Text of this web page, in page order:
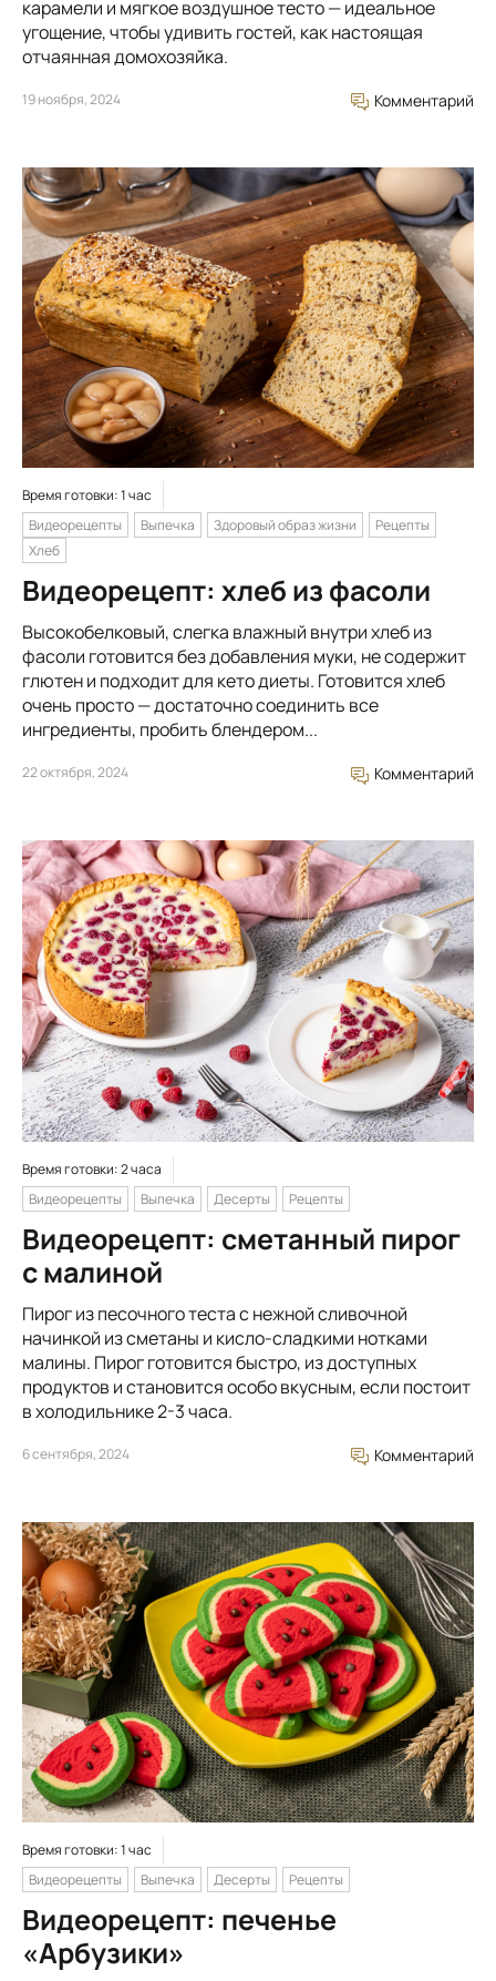
карамели и мягкое воздушное тесто — идеальное
угощение, чтобы удивить гостей, как настоящая
отчаянная домохозяйка.
19 ноября, 2024 Комментарий
Время готовки: 1 час
Видеорецепты
Выпечка Здоровый образ жизни
Рецепты
Хлеб
Видеорецепт: хлеб из фасоли
Высокобелковый, слегка влажный внутри хлеб из
фасоли готовится без добавления муки, не содержит
глютен и подходит для кето диеты. Готовится хлеб
очень просто — достаточно соединить все
ингредиенты, пробить блендером...
22 октября, 2024 Комментарий
Время готовки: 2 часа
Видеорецепты
Выпечка Десерты Рецепты
Видеорецепт: сметанный пирог
с малиной
Пирог из песочного теста с нежной сливочной
начинкой из сметаны и кисло-сладкими нотками
малины. Пирог готовится быстро, из доступных
продуктов и становится особо вкусным, если постоит
в холодильнике 2-3 часа.
6 сентября, 2024 Комментарий
Время готовки: 1 час
Видеорецепты
Выпечка Десерты Рецепты
Видеорецепт: печенье
«Арбузики»